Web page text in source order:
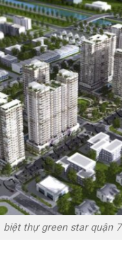
biệt thự green star quận 7